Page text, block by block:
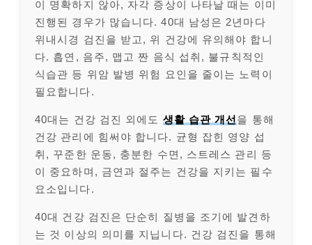
이 명확하지 않아, 자각 증상이 나타날 때는 이미
진행된 경우가 많습니다. 40대 남성은 2년마다
위내시경 검진을 받고, 위 건강에 유의해야 합니
다. 흡연, 음주, 맵고 짠 음식 섭취, 불규칙적인
식습관 등 위암 발병 위험 요인을 줄이는 노력이
필요합니다.
40대는 건강 검진 외에도 생활 습관 개선 을 통해
건강 관리에 힘써야 합니다. 균형 잡힌 영양 섭
취, 꾸준한 운동, 충분한 수면, 스트레스 관리 등
이 중요하며, 금연과 절주는 건강을 지키는 필수
요소입니다.
40대 건강 검진은 단순히 질병을 조기에 발견하
는 것 이상의 의미를 지닙니다. 건강 검진을 통해